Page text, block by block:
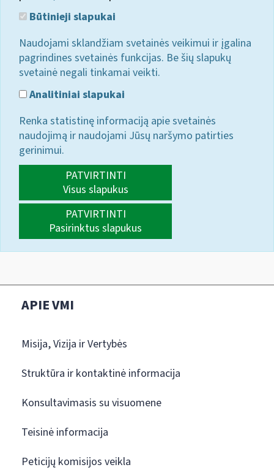
Būtinieji slapukai
Naudojami sklandžiam svetainės veikimui ir įgalina
pagrindines svetainės funkcijas. Be šių slapukų
svetainė negali tinkamai veikti.
Analitiniai slapukai
Renka statistinę informaciją apie svetainės
naudojimą ir naudojami Jūsų naršymo patirties
gerinimui.
PATVIRTINTI
Visus slapukus
PATVIRTINTI
Pasirinktus slapukus
APIE VMI
Misija, Vizija ir Vertybės
Struktūra ir kontaktinė informacija
Konsultavimasis su visuomene
Teisinė informacija
Peticijų komisijos veikla